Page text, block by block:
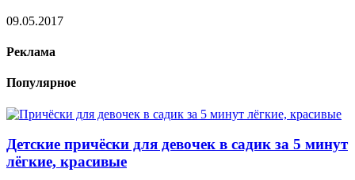
09.05.2017
Реклама
Популярное
Детские причёски для девочек в садик за 5 минут
лёгкие, красивые